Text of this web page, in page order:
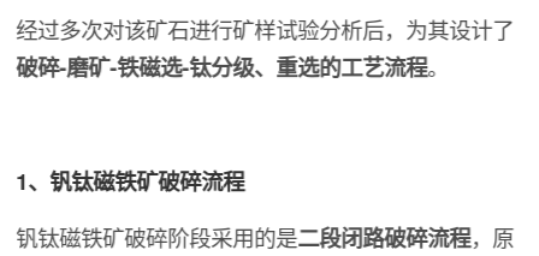
经过多次对该矿石进行矿样试验分析后，为其设计了
破碎-磨矿-铁磁选-钛分级、重选的工艺流程。
1、钒钛磁铁矿破碎流程
钒钛磁铁矿破碎阶段采用的是二段闭路破碎流程，原